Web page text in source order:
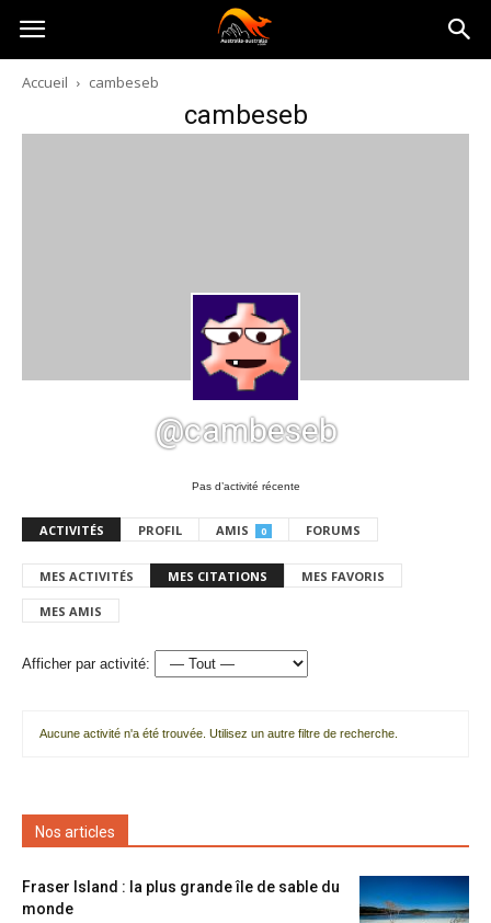
Australia-
australie.com
Accueil cambeseb
cambeseb
@cambeseb
Pas d’activité récente
ACTIVITÉS PROFIL AMIS 0 FORUMS
MES ACTIVITÉS MES CITATIONS MES FAVORIS
MES AMIS
Afficher par activité:
Aucune activité n'a été trouvée. Utilisez un autre filtre de recherche.
Nos articles
Fraser Island : la plus grande île de sable du
monde